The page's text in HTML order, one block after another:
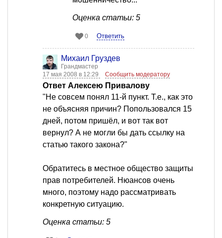
Оценка статьи: 5
0 Ответить
Михаил Груздев
Грандмастер
17 мая 2008 в 12:29
Сообщить модератору
Ответ Алексею Привалову
"Не совсем понял 11-й пункт. Т.е., как это
не объясняя причин? Попользовался 15
дней, потом пришёл, и вот так вот
вернул? А не могли бы дать ссылку на
статью такого закона?"
Обратитесь в местное общество защиты
прав потребителей. Нюансов очень
много, поэтому надо рассматривать
конкретную ситуацию.
Оценка статьи: 5